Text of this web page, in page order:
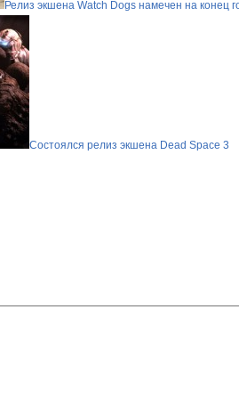
Релиз экшена Watch Dogs намечен на конец
Состоялся релиз экшена Dead Space 3